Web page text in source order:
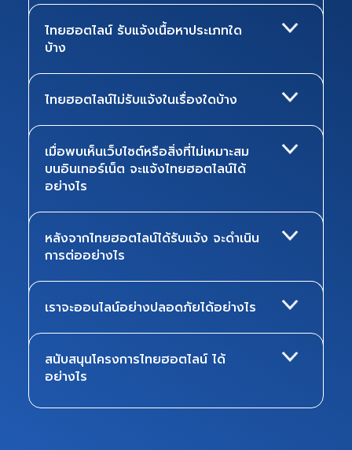
ไทยฮอตไลน์ รับแจ้งเนื้อหาประเภทใด
บ้าง
ไทยฮอตไลน์ไม่รับแจ้งในเรื่องใดบ้าง
เมื่อพบเห็นเว็บไซต์หรือสิ่งที่ไม่เหมาะสม
บนอินเทอร์เน็ต จะแจ้งไทยฮอตไลน์ได้
อย่างไร
หลังจากไทยฮอตไลน์ได้รับแจ้ง จะดำเนิน
การต่ออย่างไร
เราจะออนไลน์อย่างปลอดภัยได้อย่างไร
สนับสนุนโครงการไทยฮอตไลน์ ได้
อย่างไร